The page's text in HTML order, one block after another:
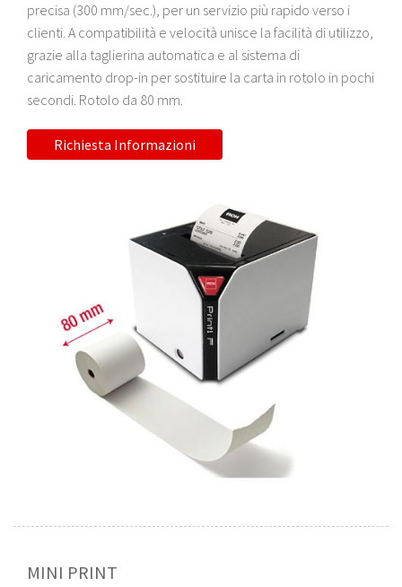
precisa (300 mm/sec.), per un servizio più rapido verso i
clienti. A compatibilità e velocità unisce la facilità di utilizzo,
grazie alla taglierina automatica e al sistema di
caricamento drop-in per sostituire la carta in rotolo in pochi
secondi. Rotolo da 80 mm.
Richiesta Informazioni
MINI PRINT